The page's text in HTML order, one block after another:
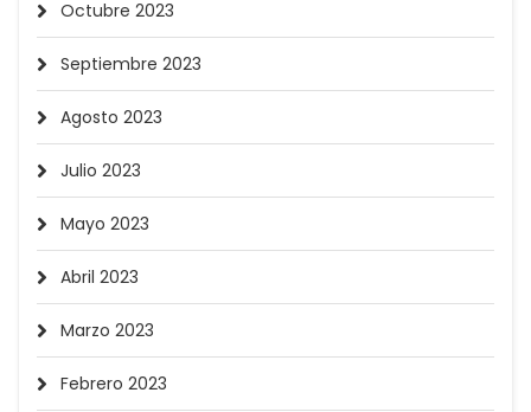
Octubre 2023
Septiembre 2023
Agosto 2023
Julio 2023
Mayo 2023
Abril 2023
Marzo 2023
Febrero 2023